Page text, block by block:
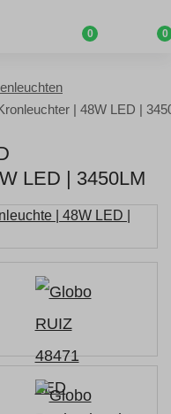
0 0
| 48W LED |
LED | 3450LM